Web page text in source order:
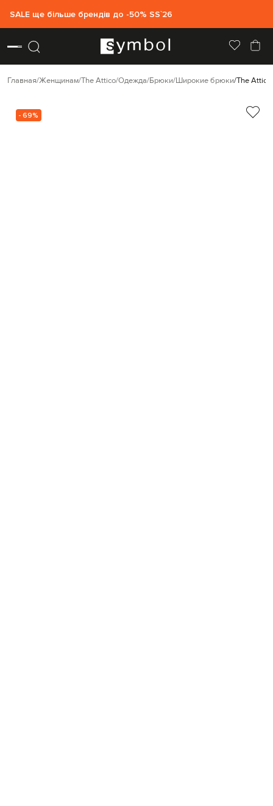
SALE ще більше брендів до -50% SS`26
Главная Женщинам The Attico Одежда Брюки Широкие брюки The
- 69%